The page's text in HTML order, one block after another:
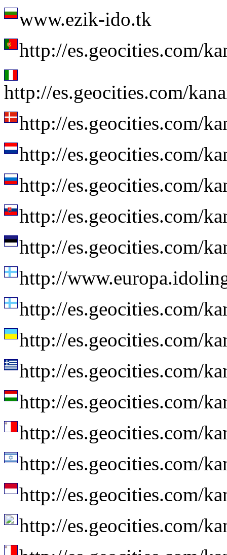
www.ezik-ido.tk
http://es.geocities.com/
http://es.geocities.com/
http://es.geocities.com/
http://es.geocities.com/
http://es.geocities.com/
http://es.geocities.com/
http://es.geocities.com/
http://
http://es.geocities.com/
http://es.geocities.com/
http://es.geocities.com/
http://es.geocities.com/
http://es.geocities.com/
http://es.geocities.com/
http://es.geocities.com/
http://es.geocities.com/